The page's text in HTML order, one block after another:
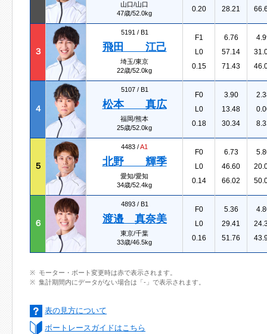
山口/山口
47歳/52.0kg
0.20
28.21
３
5191 / B1
飛田 江己
埼玉/東京
22歳/52.0kg
F1
L0
0.15
6.76
57.14
71.43
４
5107 / B1
松本 真広
福岡/熊本
25歳/52.0kg
F0
L0
0.18
3.90
13.48
30.34
５
4483 /A1
北野 輝季
愛知/愛知
34歳/52.4kg
F0
L0
0.14
6.73
46.60
66.02
６
4893 / B1
渡邉 真奈美
東京/千葉
33歳/46.5kg
F0
L0
0.16
5.36
29.41
51.76
モーター・ボート変更時は赤で表示されます。
集計期間内にデータがない場合は「-」で表示されます。
表の見方について
ボートレースガイドはこちら